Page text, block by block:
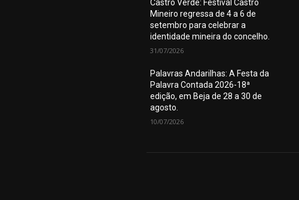
Castro Verde: Festival Castro
Mineiro regressa de 4 a 6 de
setembro para celebrar a
identidade mineira do concelho.
31/07/2026
Palavras Andarilhas: A Festa da
Palavra Contada 2026-18ª
edição, em Beja de 28 a 30 de
agosto.
10/07/2026